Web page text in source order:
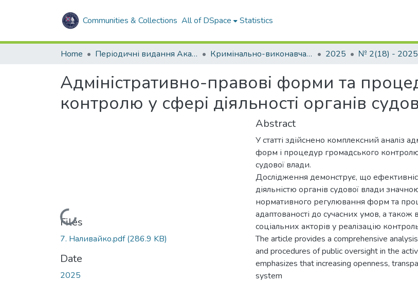
Communities & Collections All of DSpace Statistics
Home Періодичні видання Академії Кримінально-виконавча система. Вчора. Сьогодні. Завтра 2025 № 2(18) - 2025
Адміністративно-правові форми та
контролю у сфері діяльності органів
Loading...
Files
7. Наливайко.pdf(286.9 KB)
Date
2025
Abstract
У статті здійснено комплексний аналіз
форм і процедур громадського контролю
судової влади.
Дослідження демонструє, що
діяльністю органів судової влади
нормативного регулювання форм та
адаптованості до сучасних умов, а також
соціальних акторів у реалізацію
The article provides a comprehensive
and procedures of public oversight in the
emphasizes that increasing openness,
system